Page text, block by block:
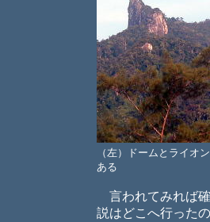
（左）ドームとライ
ある
言われてみれば
説はどこへ行った